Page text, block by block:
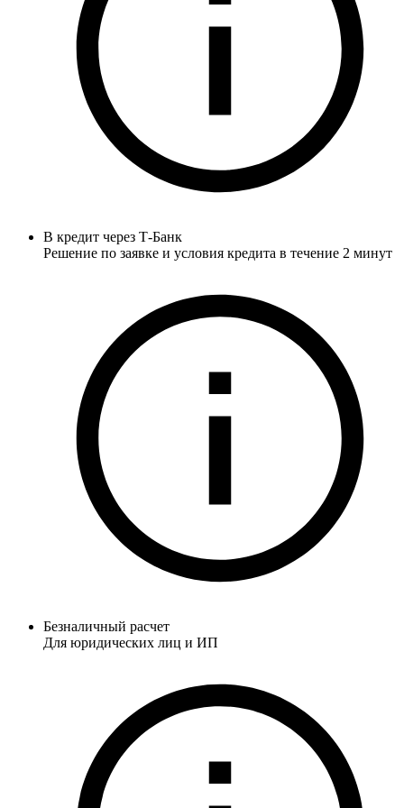
В кредит через Т-Банк
Решение по заявке и условия кредита в течение 2 минут
Безналичный расчет
Для юридических лиц и ИП